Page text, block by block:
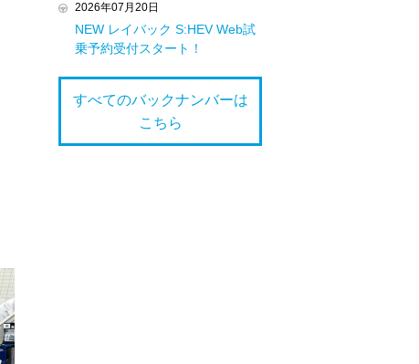
2026年07月20日
NEW レイバック S:HEV Web試
乗予約受付スタート！
すべてのバックナンバーは
こちら